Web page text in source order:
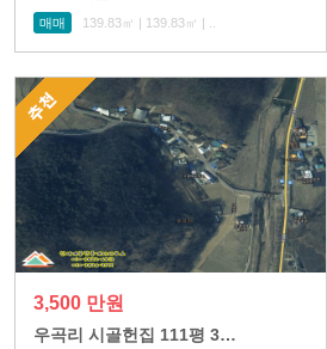
매매 139.83㎡ | 139.83㎡ | ..
3,500 만원
우곡리 시골헌집 111평 3…